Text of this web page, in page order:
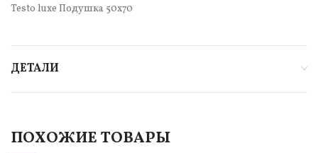
Testo luxe Подушка 50х70
ДЕТАЛИ
ПОХОЖИЕ ТОВАРЫ